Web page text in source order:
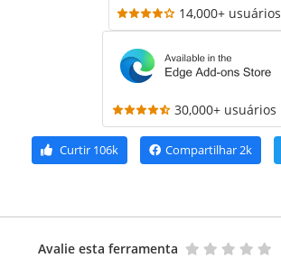
14,000+ usuários
30,000+ usuários
Curtir 106k Compartilhar2k
Avalie esta ferramenta